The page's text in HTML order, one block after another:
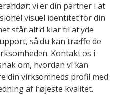
vi er din partner i at
visuel identitet for din
står altid klar til at yde
så du kan træffe de
Kontakt os i
om, hvordan vi kan
din virksomheds profil med
af højeste kvalitet.